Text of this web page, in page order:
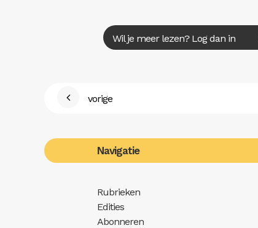
Wil je meer lezen? Log dan in
vorige
Navigatie
Rubrieken
Edities
Abonneren